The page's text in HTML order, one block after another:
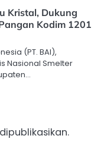
Kristal, Dukung
Kodim 1201
(PT. BAI),
Nasional Smelter